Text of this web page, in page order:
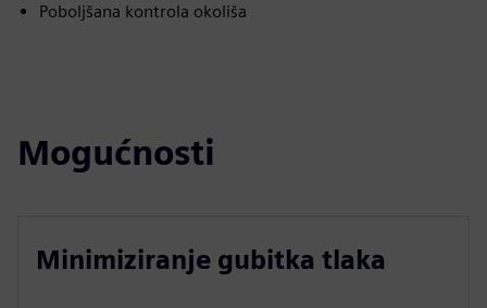
Poboljšana kontrola okoliša
Mogućnosti
Minimiziranje gubitka tlaka